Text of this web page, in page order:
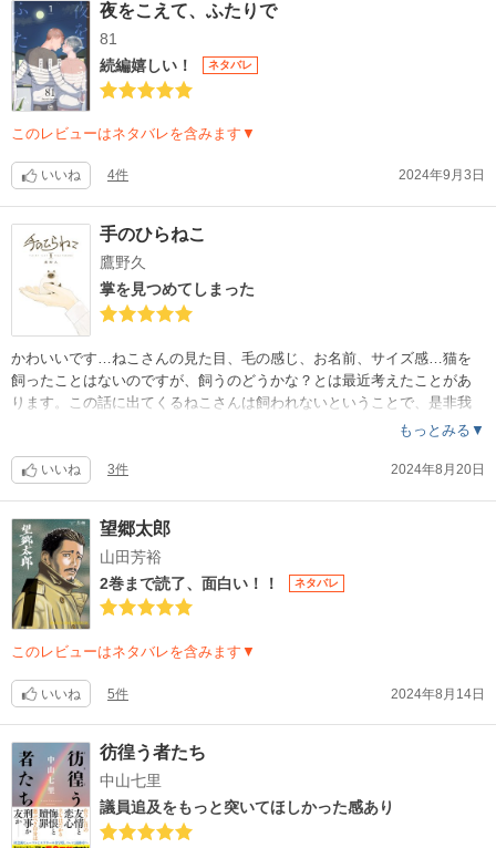
夜をこえて、ふたりで
81
続編嬉しい！
ネタバレ
このレビューはネタバレを含みます▼
いいね 4件 2024年9月3日
手のひらねこ
鷹野久
掌を見つめてしまった
かわいいです…ねこさんの見た目、毛の感じ、お名前、サイズ感…猫を
飼ったことはないのですが、飼うのどうかな？とは最近考えたことがあ
ります。この話に出てくるねこさんは飼われないということで、是非我
が家にもお待ちしています…母娘関係をとりもっておくれ…と拝んでし
したが、購入します。
もっとみる▼
いいね 3件 2024年8月20日
望郷太郎
山田芳裕
2巻まで読了、面白い！！
ネタバレ
このレビューはネタバレを含みます▼
いいね 5件 2024年8月14日
彷徨う者たち
中山七里
議員追及をもっと突いてほしかった感あり